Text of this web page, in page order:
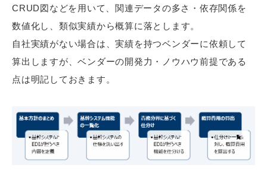
CRUD図などを用いて、関連データの多さ・依存関係を
数値化し、類似実績から概算に落とします。
自社実績がない場合は、実績を持つベンダーに依頼して
算出しますが、ベンダーの開発力・ノウハウ前提である
点は明記しておきます。